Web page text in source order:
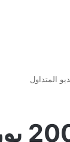
أمن مراكش